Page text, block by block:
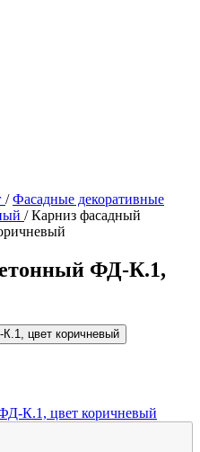
/ Фасадные декоративные
/ Карниз фасадный
ФД-К.1,